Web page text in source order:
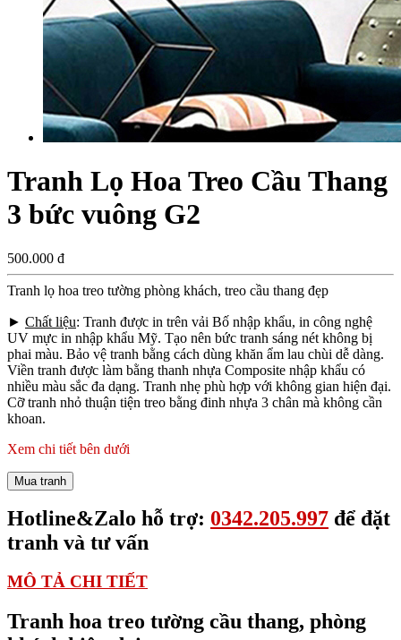
Tranh Lọ Hoa Treo Cầu Thang
3 bức vuông G2
500.000 đ
Tranh lọ hoa treo tường phòng khách, treo cầu thang đẹp
► Chất liệu: Tranh được in trên vải Bố nhập khẩu, in công nghệ
UV mực in nhập khẩu Mỹ. Tạo nên bức tranh sáng nét không bị
phai màu. Bảo vệ tranh bằng cách dùng khăn ẩm lau chùi dễ dàng.
Viền tranh được làm bằng thanh nhựa Composite nhập khẩu có
nhiều màu sắc đa dạng. Tranh nhẹ phù hợp với không gian hiện đại.
Cỡ tranh nhỏ thuận tiện treo bằng đinh nhựa 3 chân mà không cần
khoan.
Xem chi tiết bên dưới
Mua tranh
Hotline&Zalo hỗ trợ: 0342.205.997 để đặt
tranh và tư vấn
MÔ TẢ CHI TIẾT
Tranh hoa treo tường cầu thang, phòng